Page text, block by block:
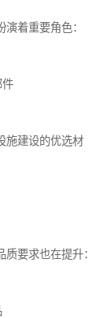
着重要角色：
件
施建设的优选材
要求也在提升：